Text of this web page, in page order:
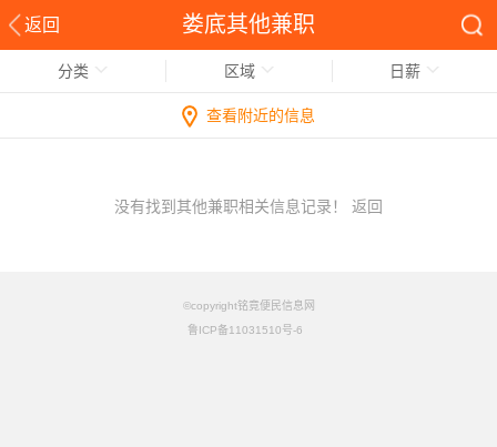
返回 娄底其他兼职
分类 区域 日薪
查看附近的信息
没有找到其他兼职相关信息记录！ 返回
©copyright铭竟便民信息网
鲁ICP备11031510号-6